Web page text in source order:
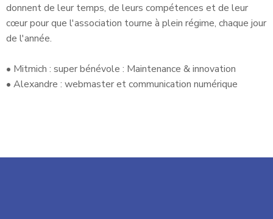
donnent de leur temps, de leurs compétences et de leur
cœur pour que l'association tourne à plein régime, chaque jour
de l'année.
• Mitmich : super bénévole : Maintenance & innovation
• Alexandre : webmaster et communication numérique